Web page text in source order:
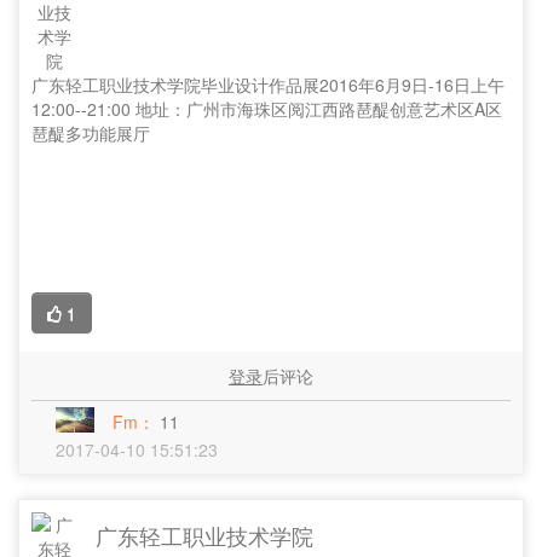
广东轻工职业技术学院毕业设计作品展2016年6月9日-16日上午
12:00--21:00 地址：广州市海珠区阅江西路琶醍创意艺术区A区
琶醍多功能展厅
1
登录后评论
Fm： 11
2017-04-10 15:51:23
广东轻工职业技术学院